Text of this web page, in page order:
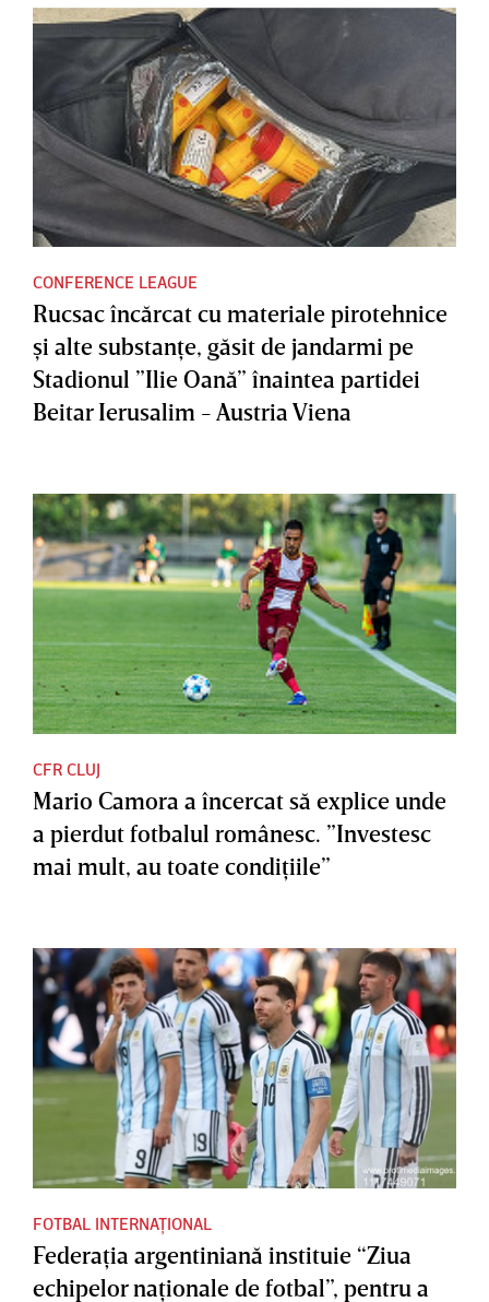
CONFERENCE LEAGUE
Rucsac încărcat cu materiale pirotehnice
şi alte substanţe, găsit de jandarmi pe
Stadionul ”Ilie Oană” înaintea partidei
Beitar Ierusalim - Austria Viena
CFR CLUJ
Mario Camora a încercat să explice unde
a pierdut fotbalul românesc. ”Investesc
mai mult, au toate condiţiile”
FOTBAL INTERNAȚIONAL
Federaţia argentiniană instituie “Ziua
echipelor naţionale de fotbal”, pentru a